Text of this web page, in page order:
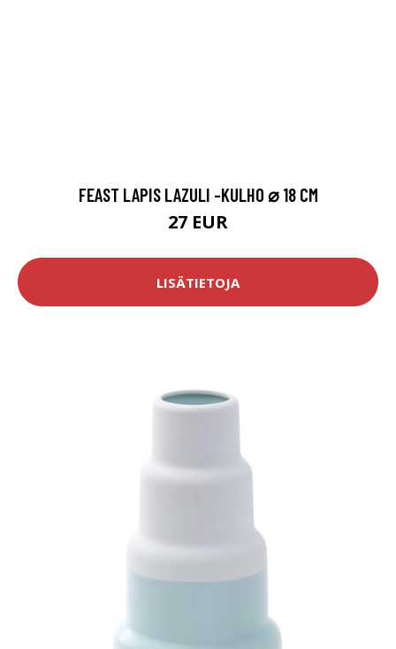
FEAST LAPIS LAZULI -KULHO ⌀ 18 CM
27 EUR
LISÄTIETOJA